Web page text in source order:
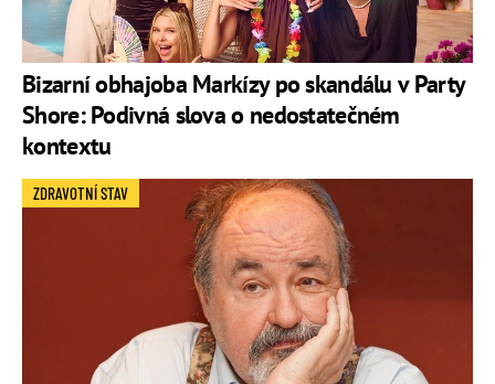
Bizarní obhajoba Markízy po skandálu v Party
Shore: Podivná slova o nedostatečném
kontextu
ZDRAVOTNÍ STAV